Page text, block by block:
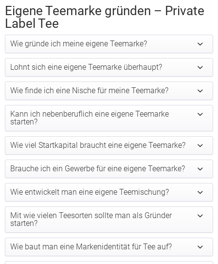
Eigene Teemarke gründen – Private
Label Tee
Wie gründe ich meine eigene Teemarke?
Lohnt sich eine eigene Teemarke überhaupt?
Wie finde ich eine Nische für meine Teemarke?
Kann ich nebenberuflich eine eigene Teemarke
starten?
Wie viel Startkapital braucht eine eigene Teemarke?
Brauche ich ein Gewerbe für eine eigene Teemarke?
Wie entwickelt man eine eigene Teemischung?
Mit wie vielen Teesorten sollte man als Gründer
starten?
Wie baut man eine Markenidentität für Tee auf?